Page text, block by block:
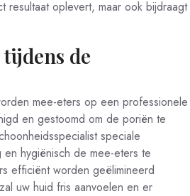
oplevert, maar ook bijdraagt
de
mee-eters op een professionele
en gestoomd om de poriën te
speciale
hygiënisch de mee-eters te
efficiënt worden geëlimineerd
uw huid fris aanvoelen en er